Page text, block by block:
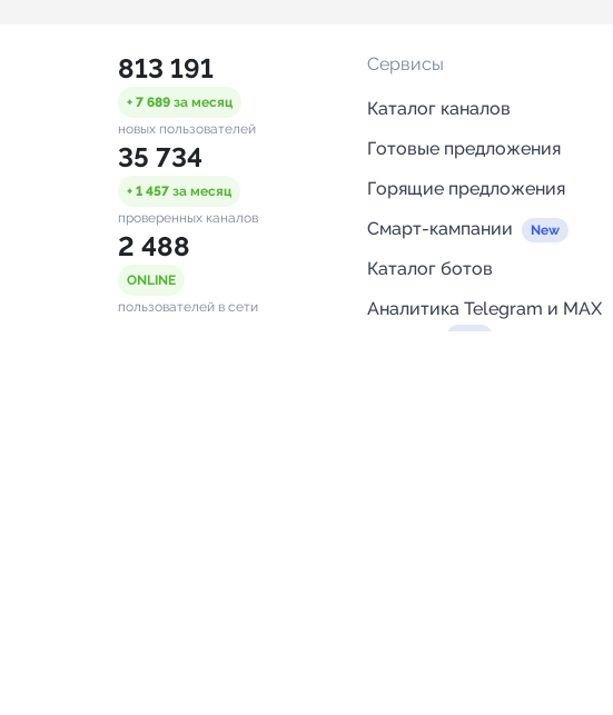
813 191
+ 7 689 за месяц
новых пользователей
35 734
+ 1 457 за месяц
проверенных каналов
2 488
ONLINE
пользователей в сети
Сервисы
Каталог каналов
Готовые предложения
Горящие предложения
Смарт-кампании
Каталог ботов
Аналитика Telegram и MAX